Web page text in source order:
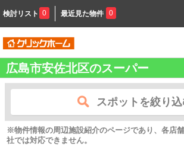
検討リスト 0 最近見た物件 0
広島市安佐北区のスーパー
スポットを絞り
※物件情報の周辺施設紹介のページであり、各店
社では対応できません。